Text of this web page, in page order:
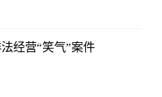
经营“笑气”案件